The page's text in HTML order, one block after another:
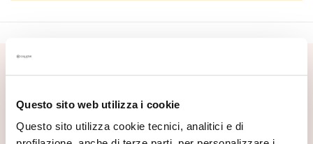
Questo sito web utilizza i cookie
Questo sito utilizza cookie tecnici, analitici e di
G
R
INSCRIVEZ-VOUS À LA NEWSLETTER
attendent ! Recevez aussi votre offre de bienvenue :
de réductionsur votre première commande.